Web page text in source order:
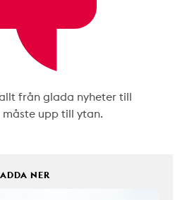
från glada nyheter till
upp till ytan.
NER